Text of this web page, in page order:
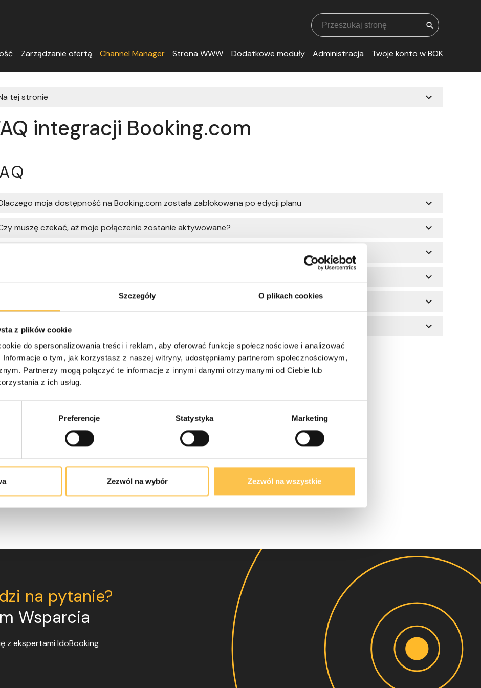
Szczegóły O plikach cookies
z plików cookie
do spersonalizowania treści i reklam, aby oferować funkcje społecznościowe i analizować
o tym, jak korzystasz z naszej witryny, udostępniamy partnerom społecznościowym,
Partnerzy mogą połączyć te informacje z innymi danymi otrzymanymi od Ciebie lub
z ich usług.
Preferencje Statystyka Marketing
Zezwól na wybór Zezwól na wszystkie
search
Zarządzanie ofertą Channel Manager Strona WWW Dodatkowe moduły Administracja Twoje konto w BOK
tej stronie expand_more
integracji Booking.com
moja dostępność na Booking.com została zablokowana po edycji planu expand_more
muszę czekać, aż moje połączenie zostanie aktywowane? expand_more
expand_more
expand_more
Czy muszę posiadać obiekty w Booking.com? expand_more
IdoBooking wysyła ceny za sprzątanie lub inne dodatki? expand_more
na pytanie?
Wsparcia
z ekspertami IdoBooking